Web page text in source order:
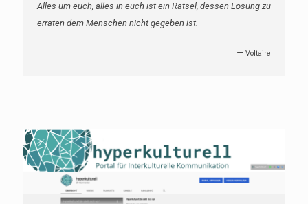
Alles um euch, alles in euch ist ein Rätsel, dessen Lösung zu
erraten dem Menschen nicht gegeben ist.
—Voltaire